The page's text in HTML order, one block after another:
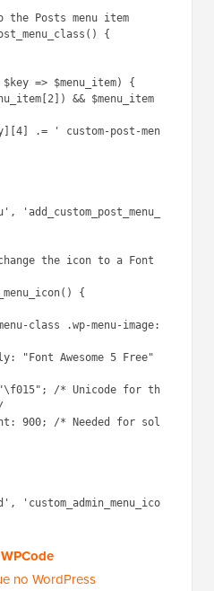
Posts menu item
{
'add_custom_post_menu_
the icon to a Font
{
'custom_admin_menu_ico
WPCode
no WordPress